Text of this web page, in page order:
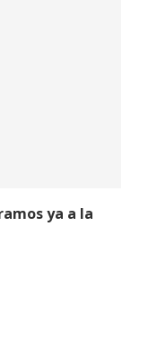
ya a la